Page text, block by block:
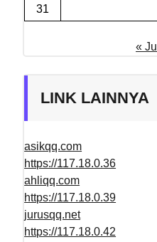
31
« Jul
LINK LAINNYA
asikqq.com
https://117.18.0.36
ahliqq.com
https://117.18.0.39
jurusqq.net
https://117.18.0.42